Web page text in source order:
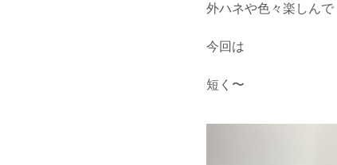
外ハネや色々楽しんで
今回は
短く〜